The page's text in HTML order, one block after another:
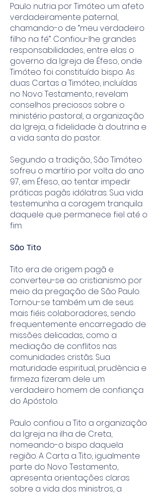
Paulo nutria por Timóteo um afeto
verdadeiramente paternal,
chamando-o de “meu verdadeiro
filho na fé”. Confiou-lhe grandes
responsabilidades, entre elas o
governo da Igreja de Éfeso, onde
Timóteo foi constituído bispo. As
duas Cartas a Timóteo, incluídas
no Novo Testamento, revelam
conselhos preciosos sobre o
ministério pastoral, a organização
da Igreja, a fidelidade à doutrina e
a vida santa do pastor.
Segundo a tradição, São Timóteo
sofreu o martírio por volta do ano
97, em Éfeso, ao tentar impedir
práticas pagãs idólatras. Sua vida
testemunha a coragem tranquila
daquele que permanece fiel até o
fim.
São Tito
Tito era de origem pagã e
converteu-se ao cristianismo por
meio da pregação de São Paulo.
Tornou-se também um de seus
mais fiéis colaboradores, sendo
frequentemente encarregado de
missões delicadas, como a
mediação de conflitos nas
comunidades cristãs. Sua
maturidade espiritual, prudência e
firmeza fizeram dele um
verdadeiro homem de confiança
do Apóstolo.
Paulo confiou a Tito a organização
da Igreja na ilha de Creta,
nomeando-o bispo daquela
região. A Carta a Tito, igualmente
parte do Novo Testamento,
apresenta orientações claras
sobre a vida dos ministros, a